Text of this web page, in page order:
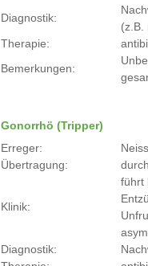
Diagnostik:
(z.B.
Therapie:
Bemerkungen:
Gonorrhö (Tripper)
Erreger:
Übertragung:
Klinik:
führt
Diagnostik: